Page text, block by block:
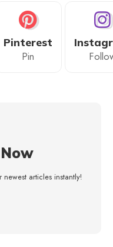
Pinterest
Pin
articles instantly!